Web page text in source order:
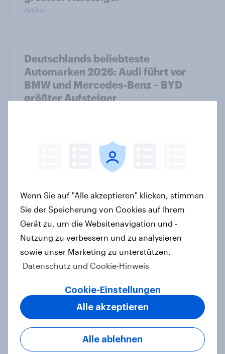
Artikel
Deutschlands beliebteste
Automarken 2026: Audi führt vor
BMW und Mercedes-Benz – BYD
größter Aufsteiger
Auto rankings 2026 Germany:
Driving brand preference
Mehr als Fußball: Warum die WM
2026 für Marken jetzt schon
entscheidend ist
Mobilfunk-Anbieter fraenk
überzeugt erstmalig mit höchster
Kundenzufriedenheit
Wenn Sie auf "Alle akzeptieren" klicken, stimmen
Sie der Speicherung von Cookies auf Ihrem
Gerät zu, um die Websitenavigation und -
Nutzung zu verbessern und zu analysieren
sowie unser Marketing zu unterstützen.
Datenschutz und Cookie-Hinweis
Cookie-Einstellungen
Alle ablehnen
Alle akzeptieren